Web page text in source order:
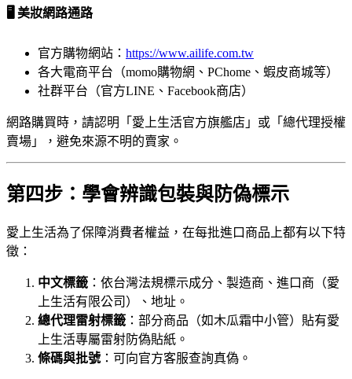
🖥️ 美妝網路通路
官方購物網站： https://www.ailife.com.tw
各大電商平台（momo購物網、PChome、蝦皮商城等）
社群平台（官方LINE、Facebook商店）
網路購買時，請認明「愛上生活官方旗艦店」或「總代理授權
賣場」，避免來源不明的賣家。
第四步：學會辨識包裝與防偽標示
愛上生活為了保障消費者權益，在每批進口商品上都有以下特
徵：
中文標籤 ：依台灣法規標示成分、製造商、進口商（愛
上生活有限公司）、地址。
總代理雷射標籤 ：部分商品（如木瓜霜中小管）貼有愛
上生活專屬雷射防偽貼紙。
條碼與批號：可向官方客服查詢真偽。